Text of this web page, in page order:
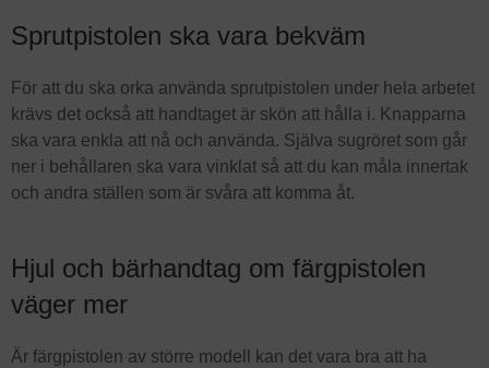
Sprutpistolen ska vara bekväm
För att du ska orka använda sprutpistolen under hela arbetet
krävs det också att handtaget är skön att hålla i. Knapparna
ska vara enkla att nå och använda. Själva sugröret som går
ner i behållaren ska vara vinklat så att du kan måla innertak
och andra ställen som är svåra att komma åt.
Hjul och bärhandtag om färgpistolen
väger mer
Är färgpistolen av större modell kan det vara bra att ha